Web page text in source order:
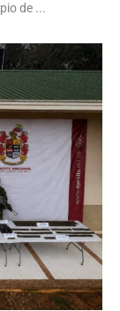
de ...